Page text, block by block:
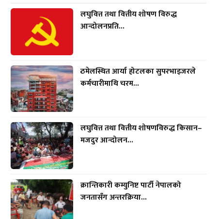
लघुवित्त तथा वित्तीय शोषण विरुद्ध
आन्दोलनप्रति...
ठमेलस्थित आर्या होटलका सुपरभाइजरले
कर्मचारीमाथि चरम...
लघुवित्त तथा वित्तीय शोषणविरुद्ध किसान–
मजदुर आन्दोलन...
क्रान्तिकारी कम्युनिष्ट पार्टी नेपालको
जनतासँग अन्तरक्रिया...